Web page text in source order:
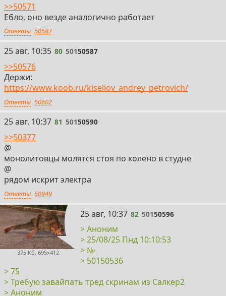
>>50571
Ебло, оно везде аналогично работает
Ответы 50587
80
25 авг, 10:35 80 50150587
>>50576
Держи:
https://www.koob.ru/kiseliov_andrey_petrovich/
Ответы 50602
81
25 авг, 10:37 81 50150590
>>50377
@
монолитовцы молятся стоя по колено в студне
@
рядом искрит электра
Ответы 50949
375 Кб, 695x412
82
25 авг, 10:37 82 50150596
> Аноним
> 25/08/25 Пнд 10:10:53
> №
> 50150536
> 75
> Требую завайпать тред скринам из Салкер2
> Аноним